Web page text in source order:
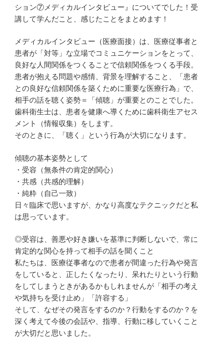
ション⑦メディカルインタビュー』についてでした！受
講して学んだこと、感じたことをまとめます！
メディカルインタビュー（医療面接）は、医療従事者と
患者が「対等」な立場でコミュニケーションをとって、
良好な人間関係をつくることで信頼関係をつくる手段。
患者が抱える問題や感情、背景を理解すること、「患者
との良好な信頼関係を築くために重要な医療行為」で、
相手の話を聴く姿勢＝「傾聴」が重要とのことでした。
歯科衛生士は、患者を健康へ導くために歯科衛生アセス
メント（情報収集）をします。
そのときに、「聴く」という行為が大切になります。
傾聴の基本姿勢として
・受容（無条件の肯定的関心）
・共感（共感的理解）
・純粋（自己一致）
日々臨床で思いますが、かなり高度なテクニックだと私
は思っています。
◎受容は、善悪や好き嫌いを基準に判断しないで、常に
肯定的な関心を持って相手の話を聞くこと
私たちは、医療従事者なので患者が間違った行為や発言
をしていると、正したくなったり、呆れたりという行動
をしてしまうときがあるかもしれませんが「相手の考え
や気持ちを受け止め」「許容する」
そして、なぜその発言をするのか？行動をするのか？を
深く考えて今後の会話や、指導、行動に移していくこと
が大切だと思いました。